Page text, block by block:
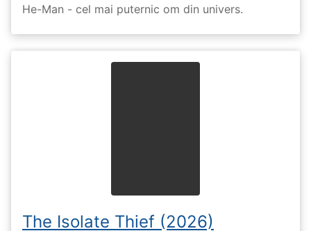
He-Man - cel mai puternic om din univers.
The Isolate Thief (2026)